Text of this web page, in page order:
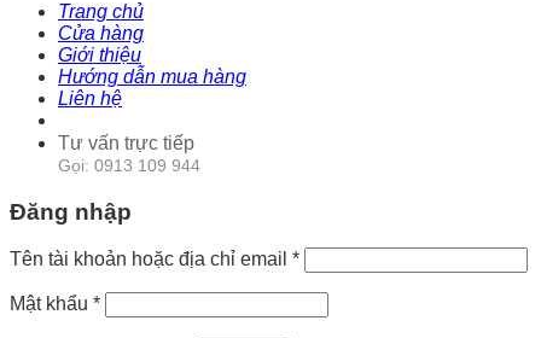
Trang chủ
Cửa hàng
Giới thiệu
Hướng dẫn mua hàng
Liên hệ
Tư vấn trực tiếp
Gọi: 0913 109 944
Đăng nhập
Tên tài khoản hoặc địa chỉ email *
Mật khẩu *